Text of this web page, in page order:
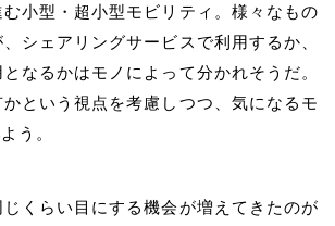
小型・超小型モビリティ。様々なもの
シェアリングサービスで利用するか、
なるかはモノによって分かれそうだ。
という視点を考慮しつつ、気になるモ
う。
くらい目にする機会が増えてきたのが